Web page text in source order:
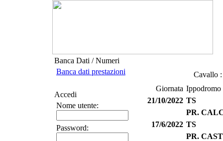
Banca Dati / Numeri
Banca dati prestazioni
Accedi
Nome utente:
Password:
Cavallo :
Giornata Ippodromo
21/10/2022 TS
PR.
17/6/2022 TS
PR.